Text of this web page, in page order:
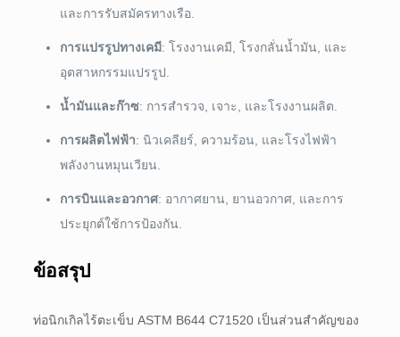
และการรับสมัครทางเรือ.
การแปรรูปทางเคมี: โรงงานเคมี, โรงกลั่นน้ำมัน, และ
อุตสาหกรรมแปรรูป.
น้ำมันและก๊าซ: การสำรวจ, เจาะ, และโรงงานผลิต.
การผลิตไฟฟ้า: นิวเคลียร์, ความร้อน, และโรงไฟฟ้า
พลังงานหมุนเวียน.
การบินและอวกาศ: อากาศยาน, ยานอวกาศ, และการ
ประยุกต์ใช้การป้องกัน.
ข้อสรุป
ท่อนิกเกิลไร้ตะเข็บ ASTM B644 C71520 เป็นส่วนสำคัญของ